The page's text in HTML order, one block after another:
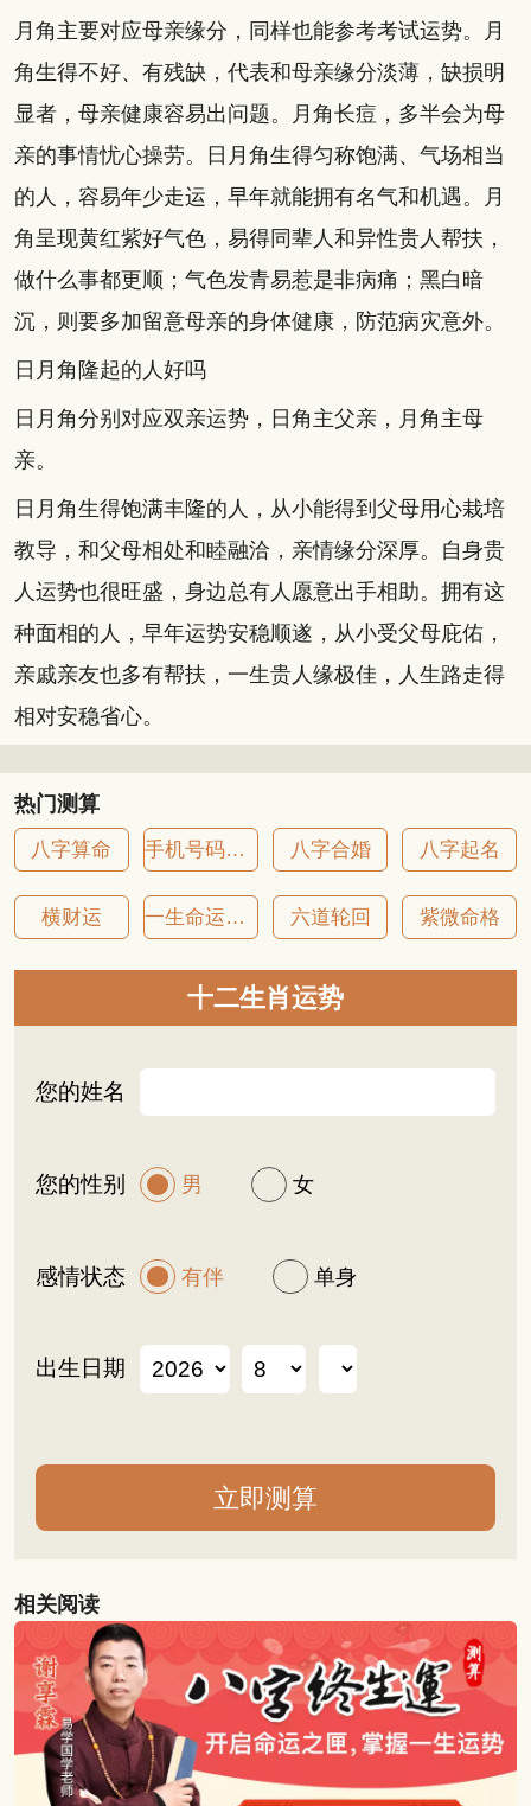
月角主要对应母亲缘分，同样也能参考考试运势。月
角生得不好、有残缺，代表和母亲缘分淡薄，缺损明
显者，母亲健康容易出问题。月角长痘，多半会为母
亲的事情忧心操劳。日月角生得匀称饱满、气场相当
的人，容易年少走运，早年就能拥有名气和机遇。月
角呈现黄红紫好气色，易得同辈人和异性贵人帮扶，
做什么事都更顺；气色发青易惹是非病痛；黑白暗
沉，则要多加留意母亲的身体健康，防范病灾意外。
日月角隆起的人好吗
日月角分别对应双亲运势，日角主父亲，月角主母
亲。
日月角生得饱满丰隆的人，从小能得到父母用心栽培
教导，和父母相处和睦融洽，亲情缘分深厚。自身贵
人运势也很旺盛，身边总有人愿意出手相助。拥有这
种面相的人，早年运势安稳顺遂，从小受父母庇佑，
亲戚亲友也多有帮扶，一生贵人缘极佳，人生路走得
相对安稳省心。
热门测算
八字算命 手机号码吉凶 八字合婚 八字起名
横财运 一生命运详批 六道轮回 紫微命格
十二生肖运势
您的姓名
您的性别 男 女
感情状态 有伴 单身
出生日期
相关阅读